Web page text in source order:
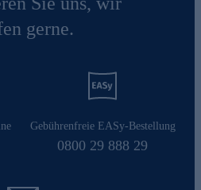
gerne.
Gebührenfreie EASy-Bestellung
0800 29 888 29